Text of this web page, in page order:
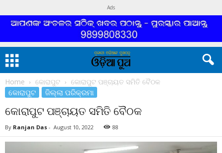
Ads
Home କୋରାପୁଟ କୋରାପୁଟ ପଞ୍ଚାୟତ ସମିତି ବୈଠକ
କୋରାପୁଟ ଜିଲ୍ଲା ପରିକ୍ରମା
କୋରାପୁଟ ପଞ୍ଚାୟତ ସମିତି ବୈଠକ
By Ranjan Das - August 10, 2022 88